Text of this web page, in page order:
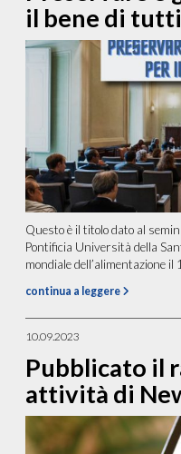
il bene di tutti
Questo è il titolo dato al
Pontificia Università della
mondiale dell’alimentazione
continua a leggere
10.09.2023
Pubblicato il
attività di